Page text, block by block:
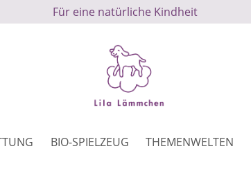
Für eine natürliche Kindheit
BIO-SPIELZEUG THEMENWELTEN